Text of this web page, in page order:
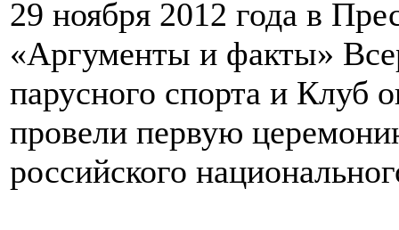
29 ноября 2012 года в
«Аргументы и факты»
парусного спорта и Клуб
провели первую
российского